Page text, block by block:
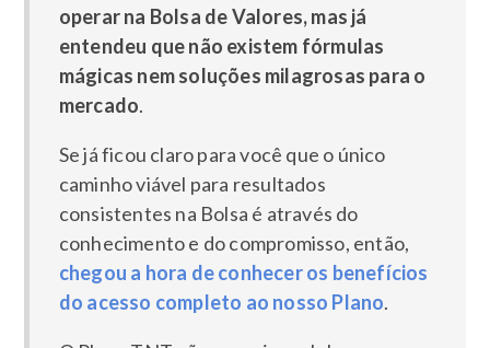
operar na Bolsa de Valores, mas já
entendeu que não existem fórmulas
mágicas nem soluções milagrosas para o
mercado.
Se já ficou claro para você que o único
caminho viável para resultados
consistentes na Bolsa é através do
conhecimento e do compromisso, então,
chegou a hora de conhecer os benefícios
do acesso completo ao nosso Plano.